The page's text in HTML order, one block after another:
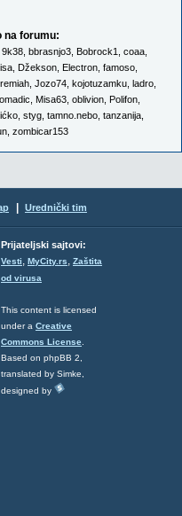
na forumu:
9k38 bbrasnjo3 Bobrock1 coaa
Džekson Electron famoso
Jozo74 kojotuzamku ladro
Misa63 oblivion Polifon
styg tamno.nebo tanzanija
zombicar153
Urednički tim
Prijateljski sajtovi:
Vesti, MyCity.rs, Zaštita
od virusa
This content is licensed
under a Creative
Commons License
Based on phpBB 2,
translated by Simke,
designed by